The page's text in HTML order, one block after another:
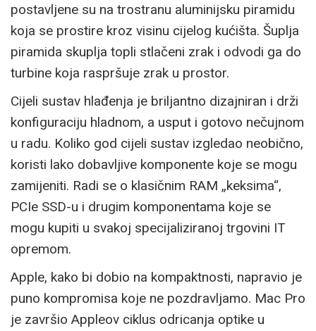
postavljene su na trostranu aluminijsku piramidu
koja se prostire kroz visinu cijelog kućišta. Šuplja
piramida skuplja topli stlačeni zrak i odvodi ga do
turbine koja raspršuje zrak u prostor.
Cijeli sustav hlađenja je briljantno dizajniran i drži
konfiguraciju hladnom, a usput i gotovo nečujnom
u radu. Koliko god cijeli sustav izgledao neobično,
koristi lako dobavljive komponente koje se mogu
zamijeniti. Radi se o klasičnim RAM „keksima“,
PCIe SSD-u i drugim komponentama koje se
mogu kupiti u svakoj specijaliziranoj trgovini IT
opremom.
Apple, kako bi dobio na kompaktnosti, napravio je
puno kompromisa koje ne pozdravljamo. Mac Pro
je završio Appleov ciklus odricanja optike u